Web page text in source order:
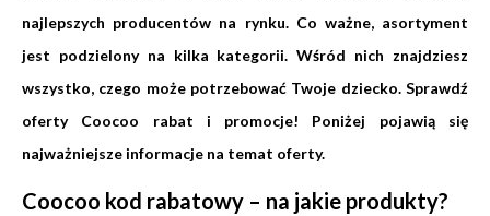
najlepszych producentów na rynku. Co ważne, asortyment
jest podzielony na kilka kategorii. Wśród nich znajdziesz
wszystko, czego może potrzebować Twoje dziecko. Sprawdź
oferty Coocoo rabat i promocje! Poniżej pojawią się
najważniejsze informacje na temat oferty.
Coocoo kod rabatowy – na jakie produkty?